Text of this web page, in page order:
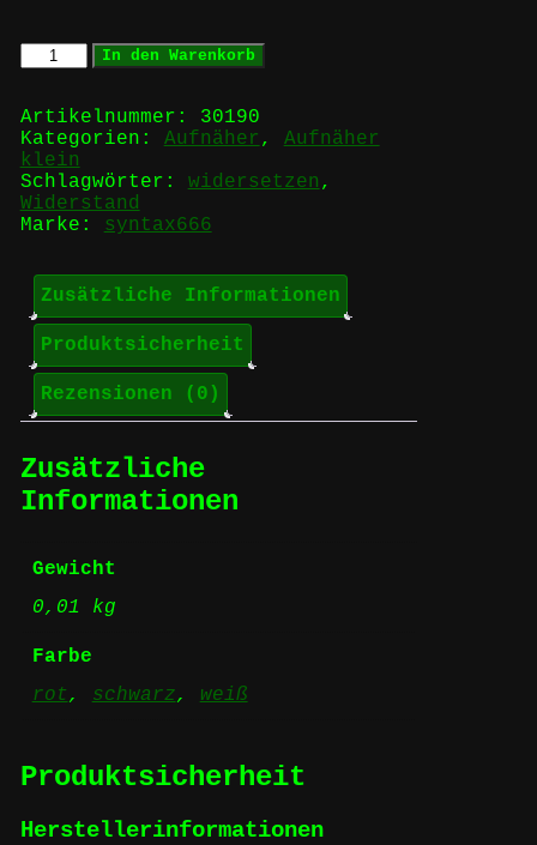
NEVER
CONFORM
Aufnäher
Menge
In den Warenkorb
Artikelnummer: 30190
Kategorien: Aufnäher , Aufnäher
klein
Schlagwörter: widersetzen ,
Widerstand
Marke: syntax666
Zusätzliche Informationen
Produktsicherheit
Rezensionen (0)
Zusätzliche
Informationen
Gewicht
0,01 kg
Farbe
rot, schwarz, weiß
Produktsicherheit
Herstellerinformationen